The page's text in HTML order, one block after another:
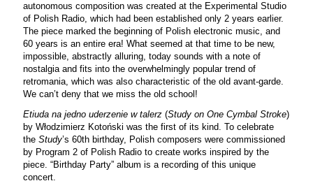
autonomous composition was created at the Experimental Studio
of Polish Radio, which had been established only 2 years earlier.
The piece marked the beginning of Polish electronic music, and
60 years is an entire era! What seemed at that time to be new,
impossible, abstractly alluring, today sounds with a note of
nostalgia and fits into the overwhelmingly popular trend of
retromania, which was also characteristic of the old avant-garde.
We can’t deny that we miss the old school!
Etiuda na jedno uderzenie w talerz (Study on One Cymbal Stroke)
by Włodzimierz Kotoński was the first of its kind. To celebrate
the Study’s 60th birthday, Polish composers were commissioned
by Program 2 of Polish Radio to create works inspired by the
piece. “Birthday Party” album is a recording of this unique
concert.